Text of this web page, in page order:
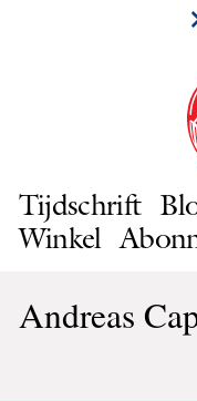
Tijdschrift
Winkel
Andreas